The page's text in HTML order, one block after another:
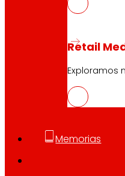
Retail
Exploramos
Memorias